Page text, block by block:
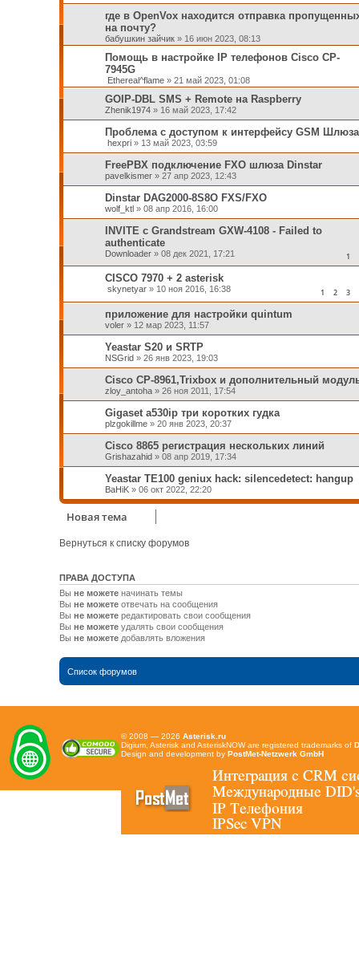
где в OpenVox находится отправка
на почту?
бабушкин зайчик» 16 июн 2023, 08:13
Помощь в настройке IP телефонов Cisco CP-
7945G
Ethereal^flame» 21 май 2023, 01:08
GOIP-DBL SMS + Remote на Raspberry
Zhenik1974» 16 май 2023, 17:42
Проблема с доступом к интерфейсу GSM Шлюза
hexpri» 13 май 2023, 03:59
FreePBX подключение FXO шлюза Dinstar
pavelkismer» 27 апр 2023, 12:43
Dinstar DAG2000-8S8O FXS/FXO
wolf_ktl» 08 апр 2016, 16:00
INVITE с Grandstream GXW-4108 - Failed to
authenticate
Downloader» 08 дек 2021, 17:21 1
CISCO 7970 + 2 asterisk
skynetyar» 10 ноя 2016, 16:38 1 2 3
приложение для настройки quintum
voler» 12 мар 2023, 11:57
Yeastar S20 и SRTP
NSGrid» 26 янв 2023, 19:03
Cisco CP-8961,Trixbox и дополнительный
zloy_antoha» 26 ноя 2011, 17:54
Gigaset a530ip три коротких гудка
plzgokillme» 20 янв 2023, 20:37
Cisco 8865 регистрация нескольких линий
Grishazahid» 08 апр 2019, 17:34
Yeastar TE100 geniux hack: silencedetect: hangup
BaHiK» 06 окт 2022, 22:20
Новая тема
Вернуться к списку форумов
ПРАВА ДОСТУПА
Вы не можетеначинать темы
Вы не можетеотвечать на сообщения
Вы не можетередактировать свои сообщения
Вы не можетеудалять свои сообщения
Вы не можетедобавлять вложения
Список форумов
© 2008 — 2026 Asterisk.ru
Digium, Asterisk and AsteriskNOW are registered trademarks of
Design and development by PostMet-Netzwerk GmbH